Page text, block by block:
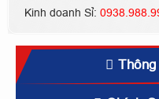
Kinh doanh Sỉ: